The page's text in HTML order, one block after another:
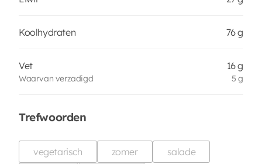
Koolhydraten 76 g
Vet 16 g
Waarvan verzadigd 5 g
Trefwoorden
vegetarisch zomer
salade